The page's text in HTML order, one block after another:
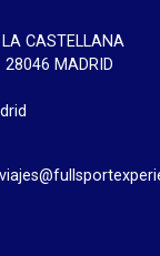
LA CASTELLANA
28046 MADRID